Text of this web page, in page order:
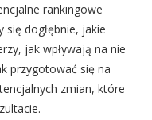
rankingowe
dogłębnie, jakie
jak wpływają na nie
przygotować się na
zmian, które